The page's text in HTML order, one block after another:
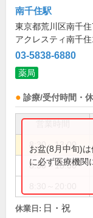
南千住駅
東京都荒川区南千住
アクレスティ南千
03-5838-6880
薬局
診療/受付時間・
8:30～13:00
8:30～18:30
お盆(8月中旬)
に必ず医療機関
休業日: 日・祝